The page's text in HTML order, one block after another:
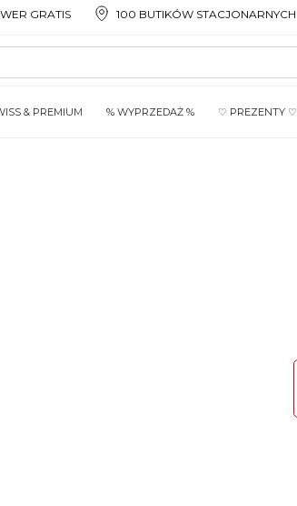
GRATIS 100 BUTIKÓW STACJONARNYCH
& PREMIUM % WYPRZEDAŻ % ♡ PREZENTY ♡